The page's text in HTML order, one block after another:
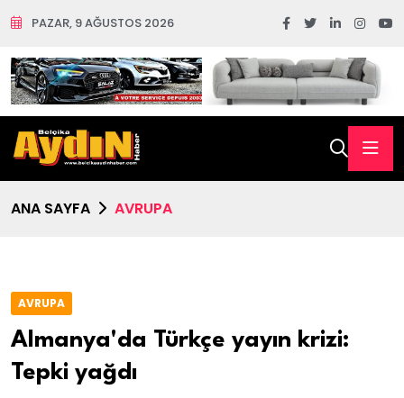
PAZAR, 9 AĞUSTOS 2026
ANA SAYFA AVRUPA
AVRUPA
Almanya'da Türkçe yayın krizi:
Tepki yağdı